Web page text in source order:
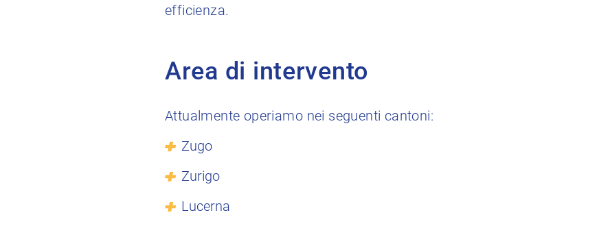
efficienza.
Area di intervento
Attualmente operiamo nei seguenti cantoni:
Zugo
Zurigo
Lucerna